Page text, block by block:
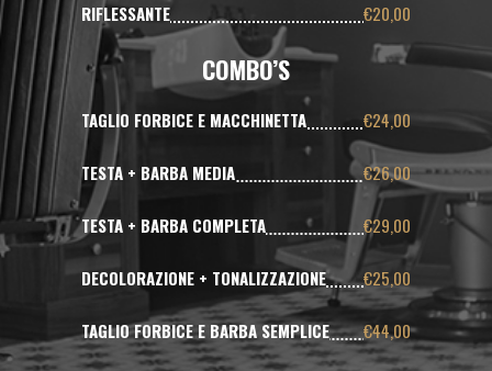
RIFLESSANTE €20,00
COMBO’S
TAGLIO FORBICE E MACCHINETTA €24,00
TESTA + BARBA MEDIA €26,00
TESTA + BARBA COMPLETA €29,00
DECOLORAZIONE + TONALIZZAZIONE €25,00
TAGLIO FORBICE E BARBA SEMPLICE €44,00